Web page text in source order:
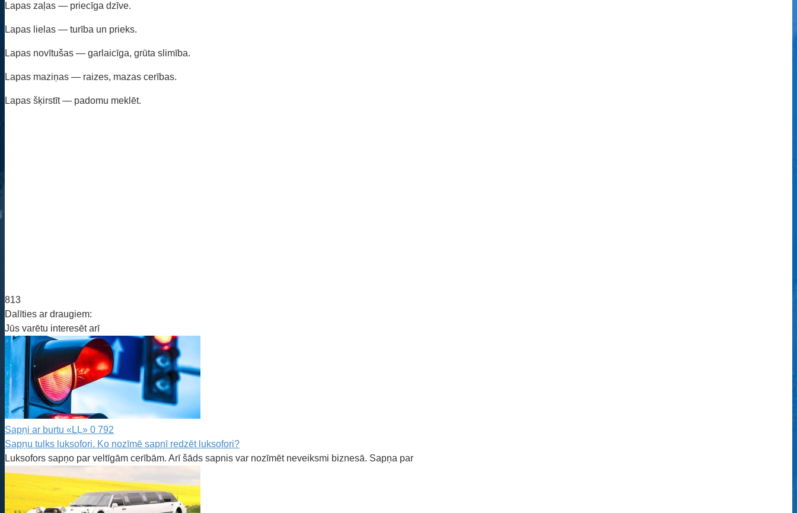
Lapas zaļas — priecīga dzīve.
Lapas lielas — turība un prieks.
Lapas novītušas — garlaicīga, grūta slimība.
Lapas maziņas — raizes, mazas cerības.
Lapas šķirstīt — padomu meklēt.
813
Dalīties ar draugiem:
Jūs varētu interesēt arī
Sapņi ar burtu «LĻ» 0 792
Sapņu tulks luksofori. Ko nozīmē sapnī redzēt luksofori?
Luksofors sapņo par veltīgām cerībām. Arī šāds sapnis var nozīmēt neveiksmi biznesā. Sapņa par